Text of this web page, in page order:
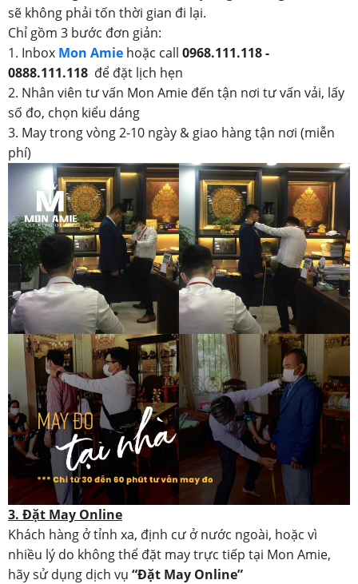
sẽ không phải tốn thời gian đi lại.
Chỉ gồm 3 bước đơn giản:
1. Inbox Mon Amie hoặc call 0968.111.118 -
0888.111.118 để đặt lịch hẹn
2. Nhân viên tư vấn Mon Amie đến tận nơi tư vấn vải, lấy
số đo, chọn kiểu dáng
3. May trong vòng 2-10 ngày & giao hàng tận nơi (miễn
phí)
3. Đặt May Online
Khách hàng ở tỉnh xa, định cư ở nước ngoài, hoặc vì
nhiều lý do không thể đặt may trực tiếp tại Mon Amie,
hãy sử dụng dịch vụ “Đặt May Online”